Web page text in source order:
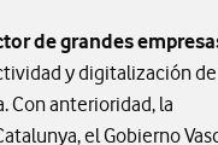
de grandes
y digitalización
Con anterioridad, la
el Gobierno